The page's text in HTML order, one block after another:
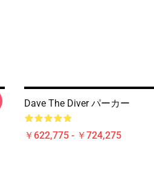
Dave The Diver パーカー
￥622,775 - ￥724,275